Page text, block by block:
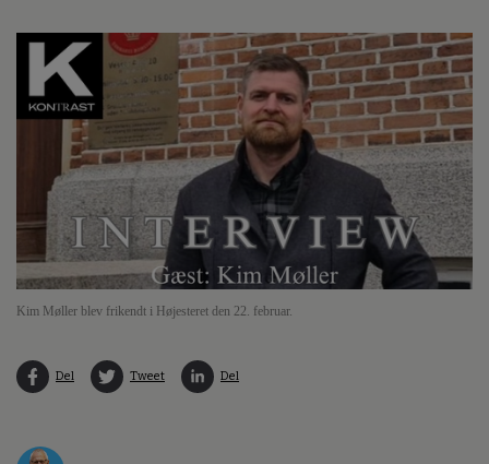
Kim Møller blev frikendt i Højesteret den 22. februar.
Del Tweet Del